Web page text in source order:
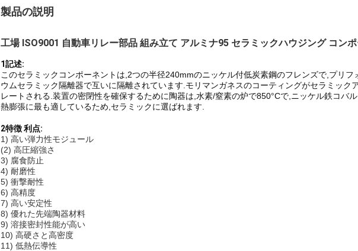
製品の説明
工場 ISO9001 自動車リレー部品 組み立て アルミナ95 セラミックハウジング コンポ
1記述:
このセラミックコンポーネントは,2つの半径240mmのニッケル付低炭素鋼のフレンズで,プリ
ウムセラミック隔離器で互いに隔離されています.モリマンガネスのコーティングがセラミック
レートされる.装置の密閉性を確保するために陶器は,水素/窒素の炉で850°Cで,ニッケル鉄コバ
熱膨張に最も適しているため,セラミックに選ばれます.
2特徴 利点:
1) 高い弾力性モジュール
(2) 高圧縮強さ
3) 腐食防止
4) 耐磨性
5) 衝撃耐性
6) 高精度
7) 高い安定性
8) 優れた先端陶器材料
9) 溶接密封性能が高い
10) 高硬さと高密度
11) 低熱伝導性